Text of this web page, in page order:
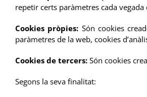
repetir certs paràmetres cada
Cookies pròpies: Són cookies
paràmetres de la web, cookies
Cookies de tercers: Són cookies
Segons la seva finalitat: